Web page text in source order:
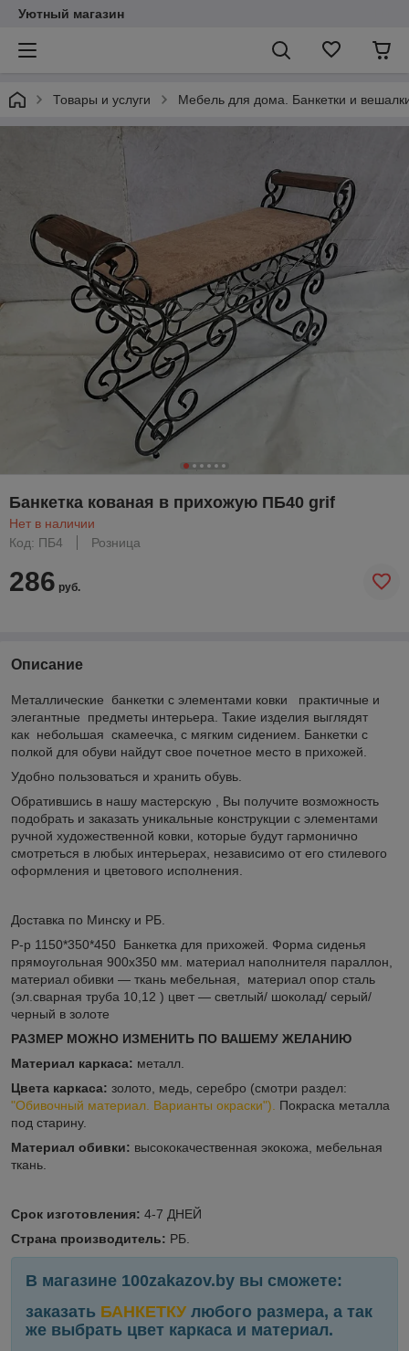
Уютный магазин
Товары и услуги Мебель для дома. Банкетки и
Банкетка кованая в прихожую ПБ40 grif
Нет в наличии
Код: ПБ4
Розница
286 руб.
Описание
Металлические банкетки с элементами ковки практичные и
элегантные предметы интерьера. Такие изделия выглядят
как небольшая скамеечка, с мягким сидением. Банкетки с
полкой для обуви найдут свое почетное место в прихожей.
Удобно пользоваться и хранить обувь.
Обратившись в нашу мастерскую , Вы получите возможность
подобрать и заказать уникальные конструкции с элементами
ручной художественной ковки, которые будут гармонично
смотреться в любых интерьерах, независимо от его стилевого
оформления и цветового исполнения.
Доставка по Минску и РБ.
Р-р 1150*350*450 Банкетка для прихожей. Форма сиденья
прямоугольная 900х350 мм. материал наполнителя параллон,
материал обивки — ткань мебельная, материал опор сталь
(эл.сварная труба 10,12 ) цвет — светлый/ шоколад/ серый/
черный в золоте
РАЗМЕР МОЖНО ИЗМЕНИТЬ ПО ВАШЕМУ ЖЕЛАНИЮ
Материал каркаса: металл.
Цвета каркаса: золото, медь, серебро (смотри раздел:
"Обивочный материал. Варианты окраски").
Покраска металла
под старину.
Материал обивки: высококачественная экокожа, мебельная
ткань.
Срок изготовления: 4-7 ДНЕЙ
Страна производитель: РБ.
В магазине 100zakazov.by вы сможете:
заказать БАНКЕТКУ любого размера, а так
же выбрать цвет каркаса и материал.